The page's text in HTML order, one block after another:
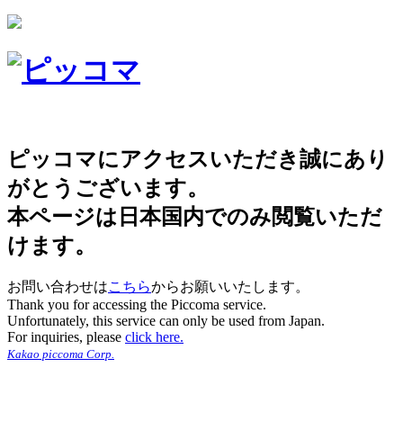
ピッコマにアクセスいただき誠にあり
がとうございます。
本ページは日本国内でのみ閲覧いただ
けます。
お問い合わせはこちらからお願いいたします。
Thank you for accessing the Piccoma service.
Unfortunately, this service can only be used from Japan.
For inquiries, please click here.
Kakao piccoma Corp.